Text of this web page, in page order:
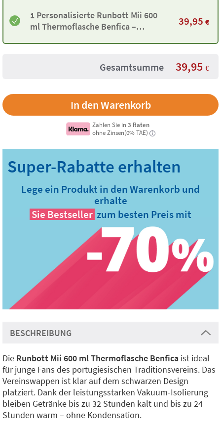
1 Personalisierte Runbott Mii 600
ml Thermoflasche Benfica –
39,95 €
Gesamtsumme 39,95 €
Zahlen Sie in3 Raten
ohne Zinsen(0% TAE)
i
Lege ein Produkt in den Warenkorb und
erhalte
Sie Bestseller zum besten Preis mit
BESCHREIBUNG
Die Runbott Mii 600 ml Thermoflasche Benfica ist ideal
für junge Fans des portugiesischen Traditionsvereins. Das
Vereinswappen ist klar auf dem schwarzen Design
platziert. Dank der leistungsstarken Vakuum-Isolierung
bleiben Getränke bis zu 32 Stunden kalt und bis zu 24
Stunden warm – ohne Kondensation.